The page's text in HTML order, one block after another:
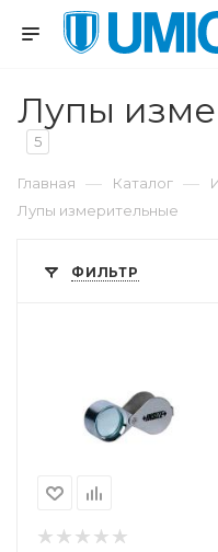
Лупы
5
Главная — Каталог —
Лупы измерительные
ФИЛЬТР